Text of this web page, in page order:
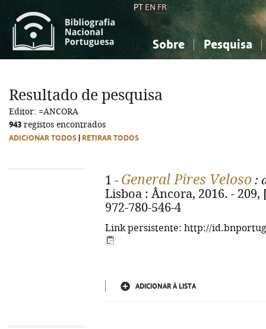
PT EN FR
Sobre Pesquisa
Ciências sociais...
Ciências sociais...
Resultado de pesquisa
Editor: =ANCORA
943 registos encontrados
ADICIONAR TODOS RETIRAR TODOS
1 - General Pires Veloso :
Lisboa : Âncora, 2016. - 209,
972-780-546-4
Link persistente: http://
ADICIONAR À LISTA